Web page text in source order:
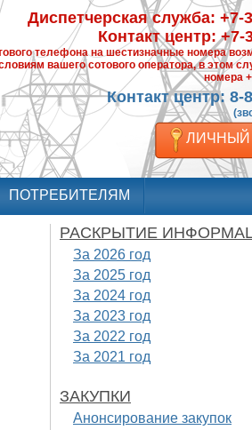
Диспетчерская служба: +7-
Контакт центр: +7-
телефона на шестизначные номера
вашего сотового оператора, в этом
номера
Контакт центр: 8-
ЛИЧНЫЙ
ПОТРЕБИТЕЛЯМ
РАСКРЫТИЕ
За 2026 год
За 2025 год
За 2024 год
За 2023 год
За 2022 год
За 2021 год
ЗАКУПКИ
Анонсирование закупок